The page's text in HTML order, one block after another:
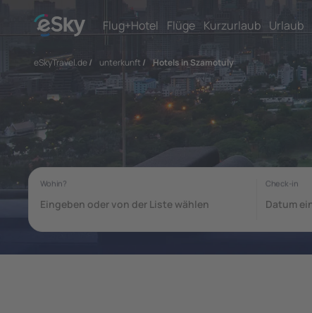
Flug+Hotel Flüge Kurzurlaub Urlaub
eSkyTravel.de/ unterkunft / Hotels in Szamotuly